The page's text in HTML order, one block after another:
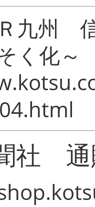
九州 信
く化～
社